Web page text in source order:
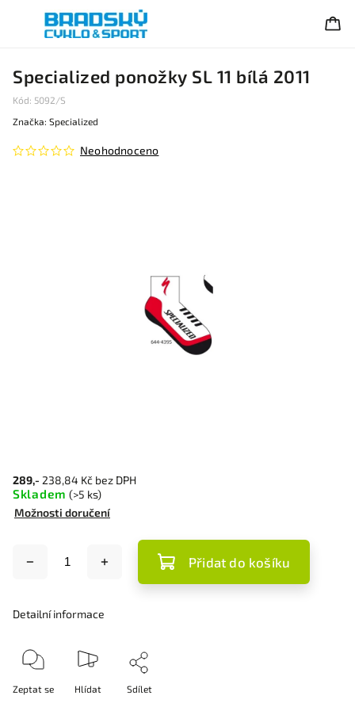
Specialized ponožky SL 11 bílá 2011
Kód: 5092/S
Neohodnoceno
Značka: Specialized
289,- 238,84 Kč bez DPH
Skladem (>5 ks)
Možnosti doručení
Přidat do košíku
Detailní informace
Zeptat se Hlídat Sdílet